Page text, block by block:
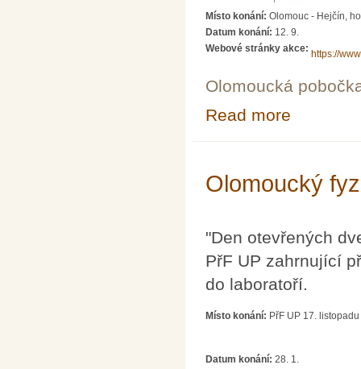
Místo konání: Olomouc - Hejčín,
Datum konání: 12. 9.
Webové stránky akce:
https://
Olomoucká
Read more
Olomoucký
"Den otevřených
PřF UP zahrnující
do laboratoří.
Místo konání: PřF UP 17.
Datum konání: 28. 1.